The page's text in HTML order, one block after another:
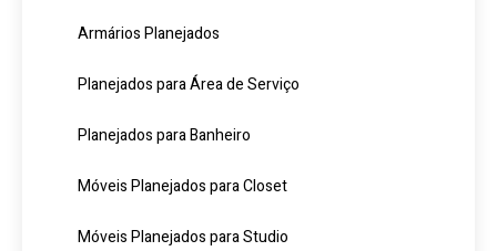
Armários Planejados
Planejados para Área de Serviço
Planejados para Banheiro
Móveis Planejados para Closet
Móveis Planejados para Studio